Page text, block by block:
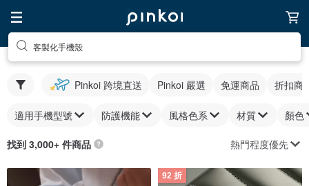
客製化手機殼
Pinkoi 跨境直送 Pinkoi 嚴選 免運商品 折扣商
適用手機型號 防護機能 風格色系 材質 顏色
找到 3,000+ 件商品 熱門程度優先
92 折